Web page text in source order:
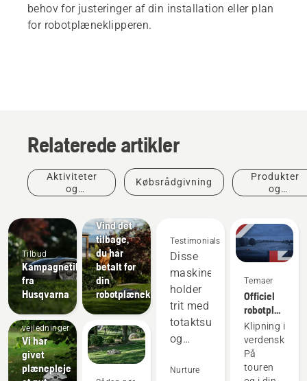
behov for justeringer af din installation eller plan
for robotplæneklipperen.
Relaterede artikler
Aktiviteter
og
Købsrådgivning
Produkter
og
Tilbud
Kampagnetilbud
fra
Husqvarna
Sådan gør
du og
vejledninger
Vi har
givet
plænepleje
Vind det
tilbage,
du har
betalt for
din
robotplæneklipper
Testimonials
Disse
maskiner
holder
trit med
totaktsudstyret
og
bedre
Nurture
Temaer
Officiel
for DP
World
Tour
Klipning i
På
touren